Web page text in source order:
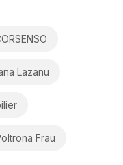
Lazanu
Frau